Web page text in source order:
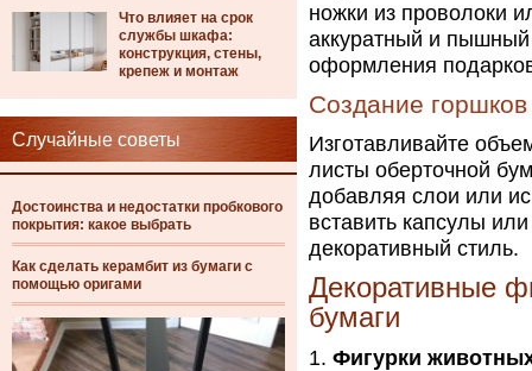
Что влияет на срок
службы шкафа:
конструкция, стены,
крепеж и монтаж
Случайные советы
Достоинства и недостатки пробкового
покрытия: какое выбрать
Как сделать керамбит из бумаги с
помощью оригами
ножки из проволоки
аккуратный и пышный
оформления
Создание
Изготавливайте
листы оберточной
добавляя слои или
вставить капсулы
декоративный стиль.
Декоративные
бумаги
Фигурки